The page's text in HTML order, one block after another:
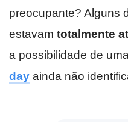
preocupante? Alguns
estavam totalmente
a possibilidade de uma
day ainda não